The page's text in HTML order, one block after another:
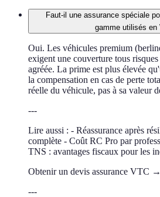
Faut-il une assurance spéciale
gamme utilisés en
Oui. Les véhicules premium
exigent une couverture tous
agréée. La prime est plus élevée
la compensation en cas de perte
réelle du véhicule, pas à sa valeur
---
Lire aussi : - Réassurance après
complète - Coût RC Pro par
TNS : avantages fiscaux pour les
Obtenir un devis assurance VTC →
---